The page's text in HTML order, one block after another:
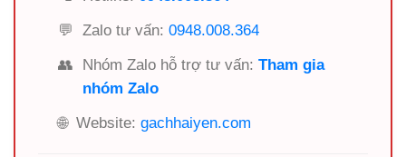
💬
Zalo tư vấn: 0948.008.364
👥
Nhóm Zalo hỗ trợ tư vấn: Tham gia
nhóm Zalo
🌐 Website: gachhaiyen.com